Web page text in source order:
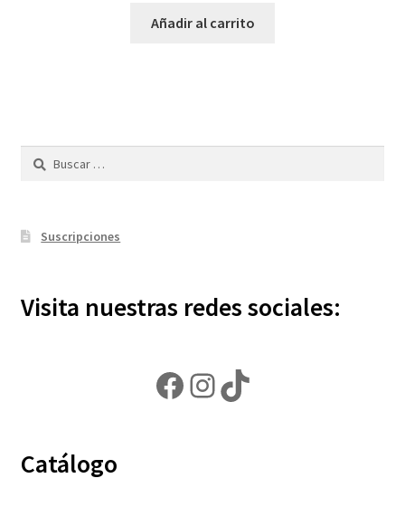
Añadir al carrito
Buscar:
Suscripciones
Visita nuestras redes sociales:
Facebook
Instagram
TikTok
Catálogo